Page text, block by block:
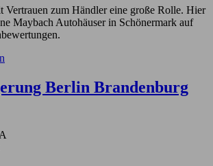
Vertrauen zum Händler eine große Rolle. Hier
Maybach Autohäuser in Schönermark auf
Berlin Brandenburg